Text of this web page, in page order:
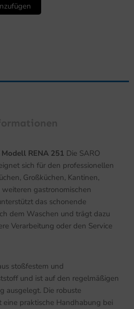
RENA 251 Die SARO
sich für den professionellen
Großküchen, Kantinen,
gastronomischen
das schonende
dem Waschen und trägt dazu
Verarbeitung oder den Service
stoßfestem und
und ist auf den regelmäßigen
ausgelegt. Die robuste
praktische Handhabung bei